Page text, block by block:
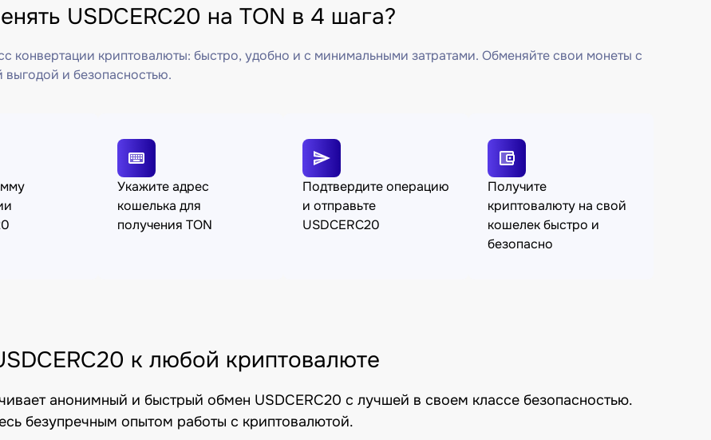
USDCERC20 на TON в 4 шага?
конвертации криптовалюты: быстро, удобно и с минимальными затратами. Обменяйте свои монеты с
выгодой и безопасностью.
Укажите адрес
кошелька для
получения TON
Подтвердите операцию
и отправьте
USDCERC20
Получите
криптовалюту на свой
кошелек быстро и
безопасно
к любой криптовалюте
анонимный и быстрый обмен USDCERC20 с лучшей в своем классе безопасностью.
безупречным опытом работы с криптовалютой.